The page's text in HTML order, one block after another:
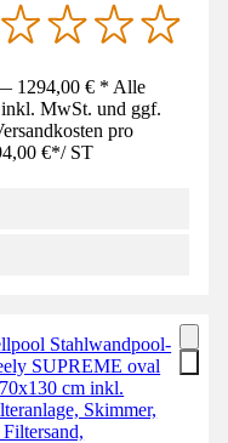
1294,00 € * Alle
inkl. MwSt. und ggf.
pro
€*/ ST
Stahlwandpool-
SUPREME oval
cm inkl.
Skimmer,